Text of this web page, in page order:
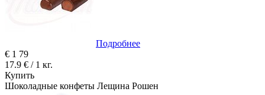
Подробнее
€ 1 79
17.9 € / 1 кг.
Купить
Шоколадные конфеты Лещина Рошен